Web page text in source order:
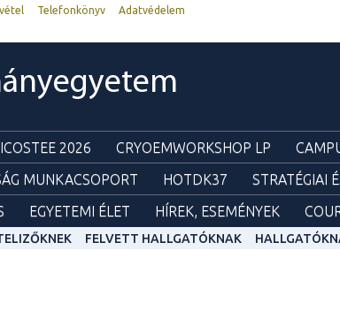
Telefonkönyv
Adatvédelem
ICOSTEE 2026 CRYOEMWORKSHOP LP
MUNKACSOPORT HOTDK37 STRATÉGIAI
EGYETEMI ÉLET HÍREK, ESEMÉNYEK
FELVETT HALLGATÓKNAK